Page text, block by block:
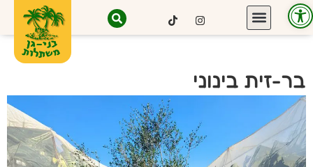
בר-זית בינוני